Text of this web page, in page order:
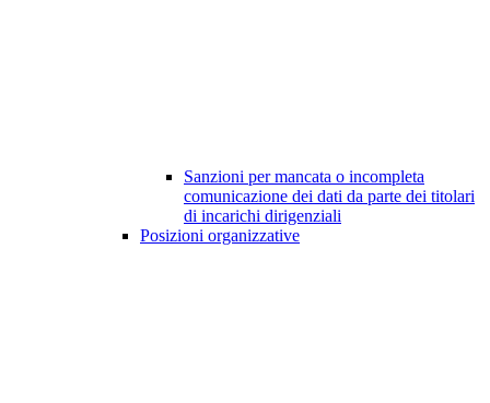
Sanzioni per mancata o incompleta
comunicazione dei dati da parte dei titolari
di incarichi dirigenziali
Posizioni organizzative